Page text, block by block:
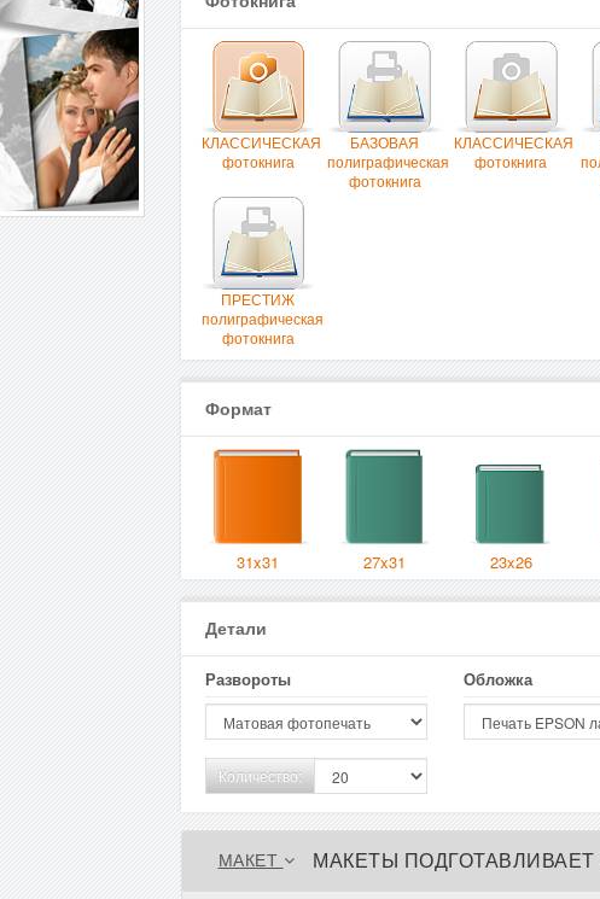
КЛАССИЧЕСКАЯ
фотокнига
БАЗОВАЯ
полиграфическая
фотокнига
КЛАССИЧЕСКАЯ
фотокнига
ПРЕСТИЖ
полиграфическая
фотокнига
Формат
31x31 27x31 23x26
Детали
Развороты
Количество:
Обложка
МАКЕТЫ
МАКЕТ